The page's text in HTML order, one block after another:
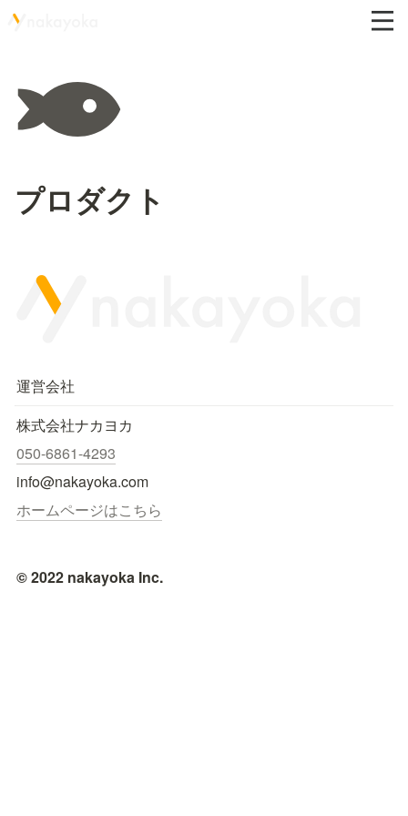
プロダクト
運営会社
株式会社ナカヨカ
050-6861-4293
info@nakayoka.com
ホームページはこちら
© 2022 nakayoka Inc.